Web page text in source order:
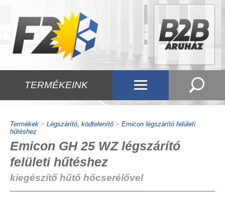
TERMÉKEINK
Termékek > Légszárító, ködtelenítő> Emicon légszárító felületi
hűtéshez
Emicon GH 25 WZ légszárító
felületi hűtéshez
kiegészítő hűtő hőcserélővel